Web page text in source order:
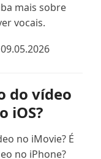
mais sobre
vocais.
do vídeo
iOS?
no iMovie? É
no iPhone?